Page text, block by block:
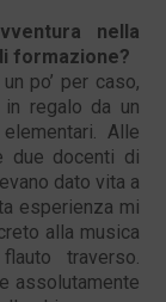
nella
formazione?
po’ per caso,
regalo da un
Alle
due docenti di
dato vita a
esperienza mi
alla musica
traverso.
assolutamente